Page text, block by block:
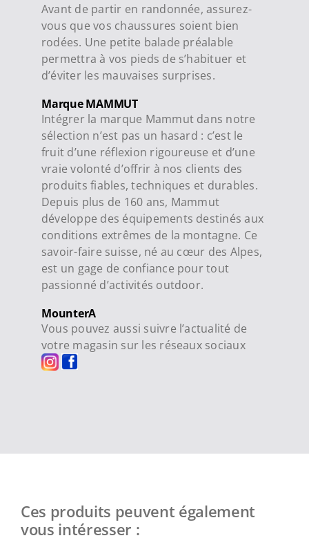
Avant de partir en randonnée, assurez-
vous que vos chaussures soient bien
rodées. Une petite balade préalable
permettra à vos pieds de s’habituer et
d’éviter les mauvaises surprises.
Marque MAMMUT
Intégrer la marque Mammut dans notre
sélection n’est pas un hasard : c’est le
fruit d’une réflexion rigoureuse et d’une
vraie volonté d’offrir à nos clients des
produits fiables, techniques et durables.
Depuis plus de 160 ans, Mammut
développe des équipements destinés aux
conditions extrêmes de la montagne. Ce
savoir-faire suisse, né au cœur des Alpes,
est un gage de confiance pour tout
passionné d’activités outdoor.
MounterA
Vous pouvez aussi suivre l’actualité de
votre magasin sur les réseaux sociaux
Ces produits peuvent également
vous intéresser :